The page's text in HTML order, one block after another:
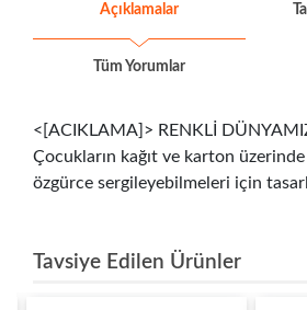
Açıklamalar
Tüm Yorumlar
<[ACIKLAMA]> RENKLİ
Çocukların kağıt ve karton üzerinde
özgürce sergileyebilmeleri için
Tavsiye Edilen Ürünler